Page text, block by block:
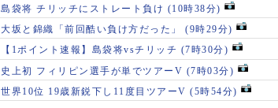
島袋将 チリッチにストレート負け (10時38分)
大坂と錦織「前回酷い負け方だった」 (9時29分)
【1ポイント速報】島袋将vsチリッチ (7時30分)
史上初 フィリピン選手が単でツアーV (7時03分)
世界10位 19歳新鋭下し11度目ツアーV (5時54分)